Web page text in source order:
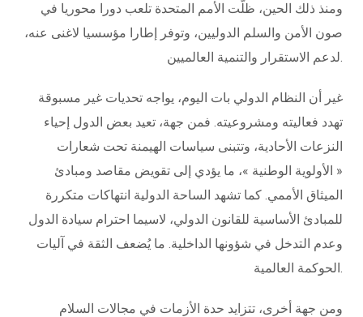
ومنذ ذلك الحين، ظلّت الأمم المتحدة تلعب دورا محوريا في
صون الأمن والسلم الدوليين، وتوفر إطارا مؤسسيا لاغنى عنه،
لدعم الاستقرار والتنمية العالميين.
غير أن النظام الدولي بات اليوم، يواجه تحديات غير مسبوقة
تهدد فعاليته ومشروعيته. فمن جهة، تعيد بعض الدول إحياء
النزعات الأحادية، وتتبنى سياسات الهيمنة تحت شعارات
« الأولوية الوطنية »، ما يؤدي إلى تقويض مقاصد ومبادئ
الميثاق الأممي. كما تشهد الساحة الدولية انتهاكات متكررة
للمبادئ الأساسية للقانون الدولي، لاسيما احترام سيادة الدول
وعدم التدخل في شؤونها الداخلية. ما يُضعف الثقة في آليات
الحوكمة العالمية.
ومن جهة أخرى، تتزايد حدة الأزمات في مجالات السلام